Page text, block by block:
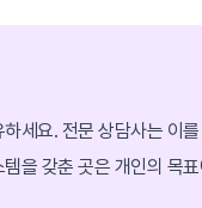
세요. 전문 상담사는 이
을 갖춘 곳은 개인의 목표